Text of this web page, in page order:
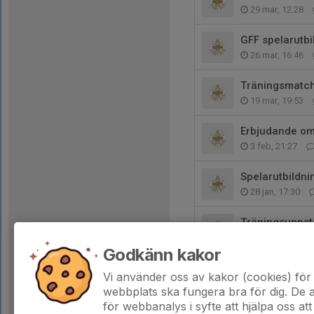
29 mar, 12:28
GFF
26 mar, 16:46
19 mar, 19:53
Erbjudande
3 feb, 21:27
28 jan, 17:30
4 dec 2025
Godkänn kakor
Vi använder oss av kakor (cookies)
webbplats ska fungera bra för dig. De
för webbanalys i syfte att hjälpa oss